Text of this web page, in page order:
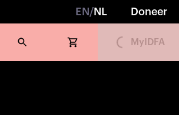
EN /NL Doneer
Loading...
MyIDFA